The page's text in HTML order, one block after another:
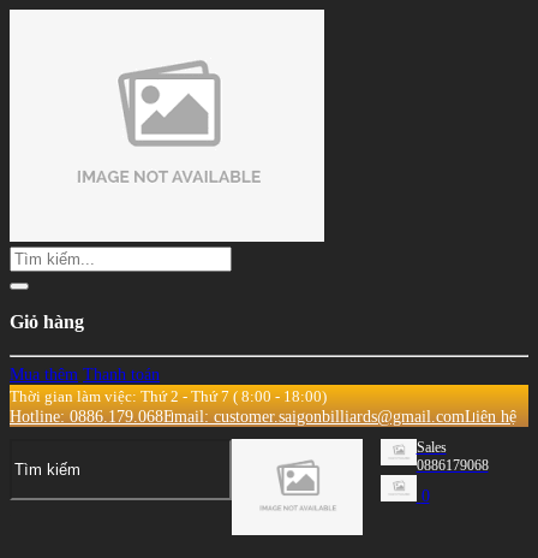
Giỏ hàng
Mua thêm Thanh toán
Thời gian làm việc: Thứ 2 - Thứ 7 ( 8:00 - 18:00)
Hotline: 0886.179.068Email: customer.saigonbilliards@gmail.comLiên hệ
Sales
0886179068
0